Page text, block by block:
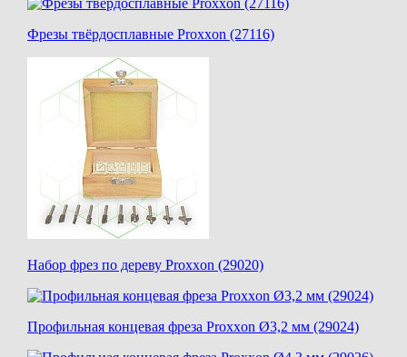
Фрезы твёрдосплавные Proxxon (27116)
Набор фрез по дереву Proxxon (29020)
Профильная концевая фреза Proxxon Ø3,2 мм (29024)